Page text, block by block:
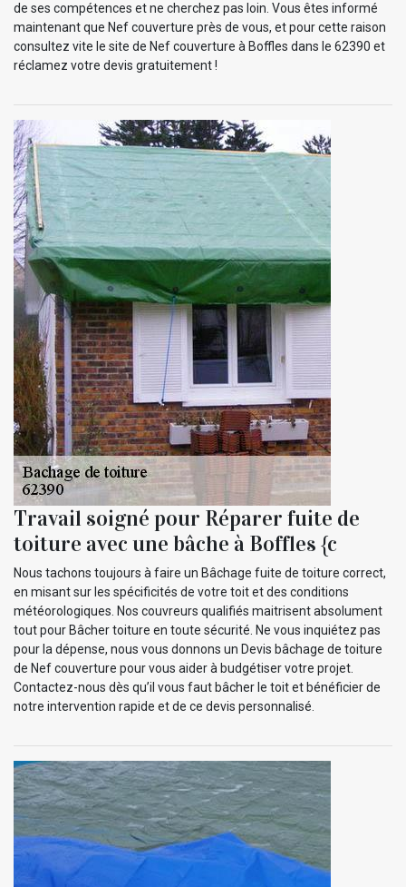
de ses compétences et ne cherchez pas loin. Vous êtes informé
maintenant que Nef couverture près de vous, et pour cette raison
consultez vite le site de Nef couverture à Boffles dans le 62390 et
réclamez votre devis gratuitement !
Travail soigné pour Réparer fuite de
toiture avec une bâche à Boffles {c
Nous tachons toujours à faire un Bâchage fuite de toiture correct,
en misant sur les spécificités de votre toit et des conditions
météorologiques. Nos couvreurs qualifiés maitrisent absolument
tout pour Bâcher toiture en toute sécurité. Ne vous inquiétez pas
pour la dépense, nous vous donnons un Devis bâchage de toiture
de Nef couverture pour vous aider à budgétiser votre projet.
Contactez-nous dès qu’il vous faut bâcher le toit et bénéficier de
notre intervention rapide et de ce devis personnalisé.